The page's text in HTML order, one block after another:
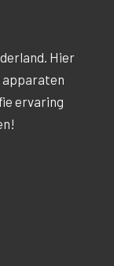
Hier
apparaten
ervaring